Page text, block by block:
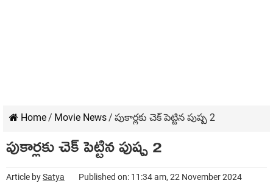
Home/ Movie News/ పుకార్లకు చెక్ పెట్టిన పుష్ప 2
పుకార్లకు చెక్ పెట్టిన పుష్ప 2
Article bySatya Published on: 11:34 am, 22 November 2024